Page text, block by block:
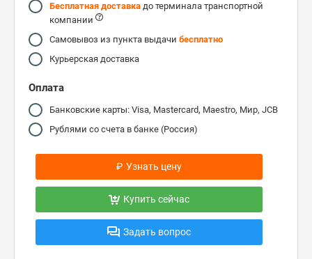
Бесплатная доставка до терминала транспортной
компании
Самовывоз из пункта выдачи бесплатно
Курьерская доставка
Оплата
Банковские карты: Visa, Mastercard, Maestro, Мир, JCB
Рублями со счета в банке (Россия)
₽ Узнать цену
Купить сейчас
Задать вопрос